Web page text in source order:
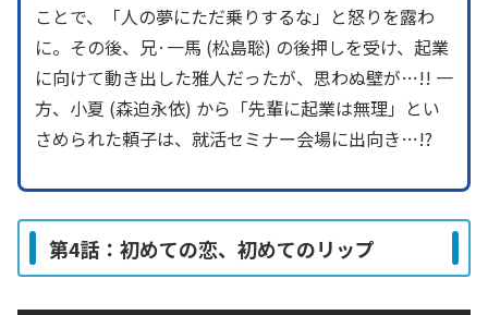
ことで、「人の夢にただ乗りするな」と怒りを露わ
に。その後、兄·一馬 (松島聡) の後押しを受け、起業
に向けて動き出した雅人だったが、思わぬ壁が…!! 一
方、小夏 (森迫永依) から「先輩に起業は無理」とい
さめられた頼子は、就活セミナー会場に出向き…!?
第4話：初めての恋、初めてのリップ